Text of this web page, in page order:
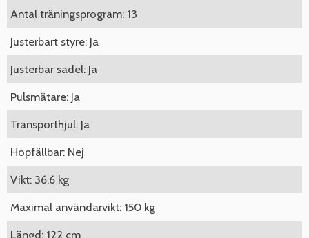
Antal träningsprogram: 13
Justerbart styre: Ja
Justerbar sadel: Ja
Pulsmätare: Ja
Transporthjul: Ja
Hopfällbar: Nej
Vikt: 36,6 kg
Maximal användarvikt: 150 kg
Längd: 122 cm